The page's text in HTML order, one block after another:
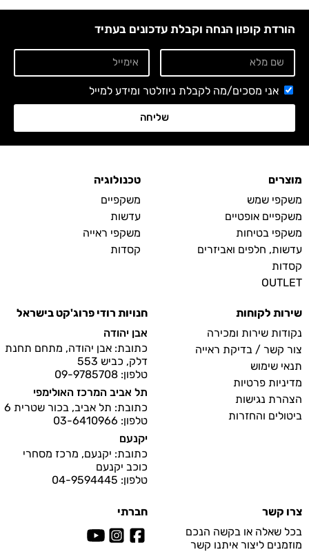
הורדת קופון הנחה וקבלת עדכונים בעתיד
אני מסכים/מה לקבלת ניוזלטר ומידע למייל
שליחה
מוצרים
משקפי שמש
משקפיים אופטיים
משקפי בטיחות
עדשות, חלפים ואביזרים
קסדות
OUTLET
טכנולוגיה
משקפיים
עדשות
משקפי ראייה
קסדות
שירות לקוחות
נקודות שירות ומכירה
צור קשר / בדיקת ראייה
תנאי שימוש
מדיניות פרטיות
הצהרת נגישות
ביטולים והחזרות
חנויות רודי פרוג'קט בישראל
אבן יהודה
כתובת: אבן יהודה, מתחם תחנת
דלק, כביש 553
טלפון: 09-9785708
תל אביב המרכז האולימפי
כתובת: תל אביב, בכור שטרית 6
טלפון: 03-6410966
יקנעם
כתובת: יקנעם, מרכז מסחרי
כוכב יקנעם
טלפון: 04-9594445
צרו קשר
בכל שאלה או בקשה הנכם
מוזמנים ליצור איתנו קשר
חברתי